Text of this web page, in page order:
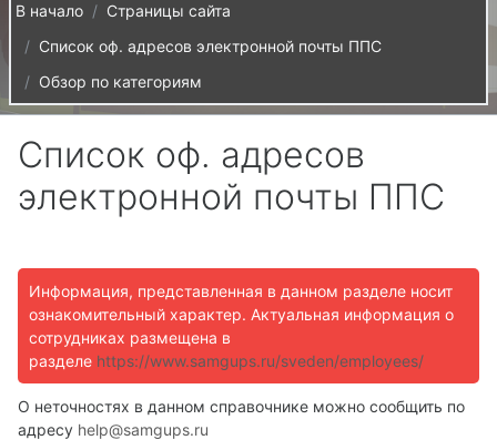
В начало
Страницы сайта
Список оф. адресов электронной почты ППС
Обзор по категориям
Список оф. адресов
электронной почты ППС
Информация, представленная в данном разделе носит
ознакомительный характер. Актуальная информация о
сотрудниках размещена в
разделе https://www.samgups.ru/sveden/employees/
О неточностях в данном справочнике можно сообщить по
адресу help@samgups.ru